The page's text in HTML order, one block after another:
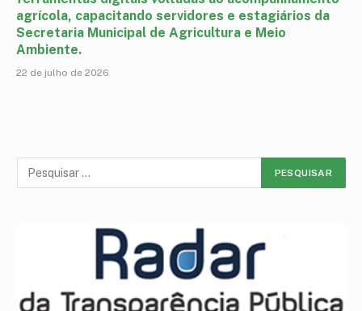
agrícola, capacitando servidores e estagiários da
Secretaria Municipal de Agricultura e Meio
Ambiente.
22 de julho de 2026